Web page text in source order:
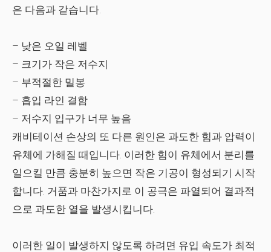
은 다음과 같습니다.
– 낮은 오일 레벨
– 크기가 작은 저수지
– 부적절한 밀봉
– 흡입 라인 결함
– 저수지 입구가 너무 높음
캐비테이션 손상의 또 다른 원인은 과도한 힘과 압력이
유체에 가해질 때입니다. 이러한 힘이 유체에서 분리를
일으킬 만큼 충분히 높으면 작은 기공이 형성되기 시작
합니다. 거품과 마찬가지로 이 공극은 파열되어 결과적
으로 과도한 열을 발생시킵니다.
이러한 일이 발생하지 않도록 하려면 유입 속도가 최적